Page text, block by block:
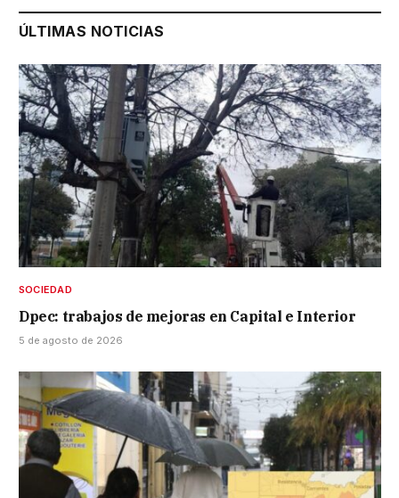
ÚLTIMAS NOTICIAS
SOCIEDAD
Dpec: trabajos de mejoras en Capital e Interior
5 de agosto de 2026